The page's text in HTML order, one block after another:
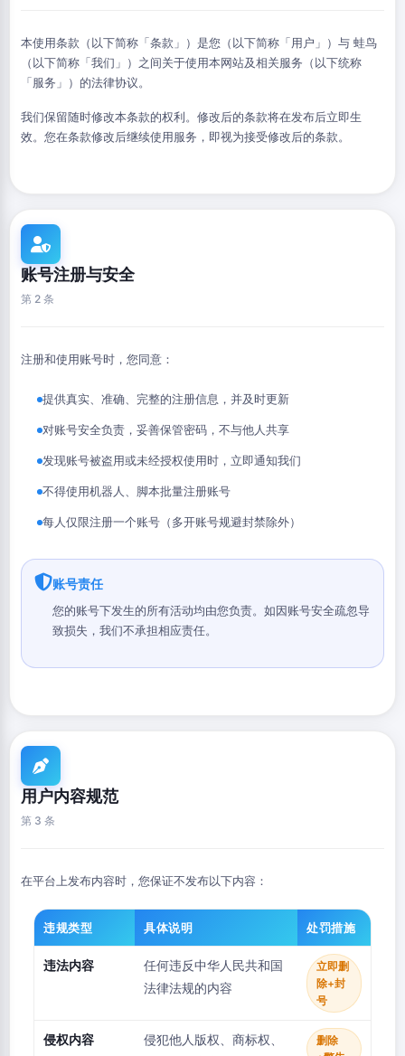
本使用条款（以下简称「条款」）是您（以下简称「用户」）与 蛙鸟
（以下简称「我们」）之间关于使用本网站及相关服务（以下统称
「服务」）的法律协议。
我们保留随时修改本条款的权利。修改后的条款将在发布后立即生
效。您在条款修改后继续使用服务，即视为接受修改后的条款。
账号注册与安全
第 2 条
注册和使用账号时，您同意：
提供真实、准确、完整的注册信息，并及时更新
对账号安全负责，妥善保管密码，不与他人共享
发现账号被盗用或未经授权使用时，立即通知我们
不得使用机器人、脚本批量注册账号
每人仅限注册一个账号（多开账号规避封禁除外）
账号责任
您的账号下发生的所有活动均由您负责。如因账号安全疏忽导
致损失，我们不承担相应责任。
用户内容规范
第 3 条
在平台上发布内容时，您保证不发布以下内容：
违规类型 具体说明 处罚措施
违法内容
任何违反中华人民共和国
法律法规的内容
立即删
除+封
号
侵权内容
侵犯他人版权、商标权、
删除